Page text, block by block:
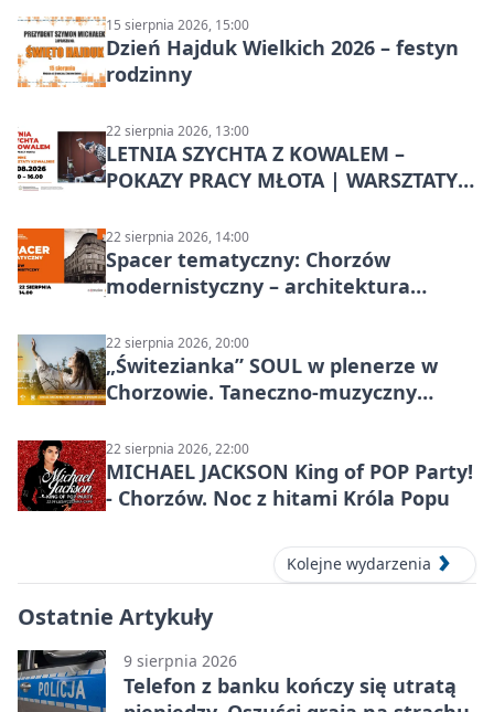
15 sierpnia 2026, 15:00
Dzień Hajduk Wielkich 2026 – festyn
rodzinny
22 sierpnia 2026, 13:00
LETNIA SZYCHTA Z KOWALEM –
POKAZY PRACY MŁOTA | WARSZTATY
22 sierpnia 2026, 14:00
Spacer tematyczny: Chorzów
modernistyczny – architektura
22 sierpnia 2026, 20:00
„Świtezianka” SOUL w plenerze w
Chorzowie. Taneczno-muzyczny
22 sierpnia 2026, 22:00
MICHAEL JACKSON King of POP Party!
- Chorzów. Noc z hitami Króla Popu
Kolejne wydarzenia
Ostatnie Artykuły
9 sierpnia 2026
Telefon z banku kończy się utratą